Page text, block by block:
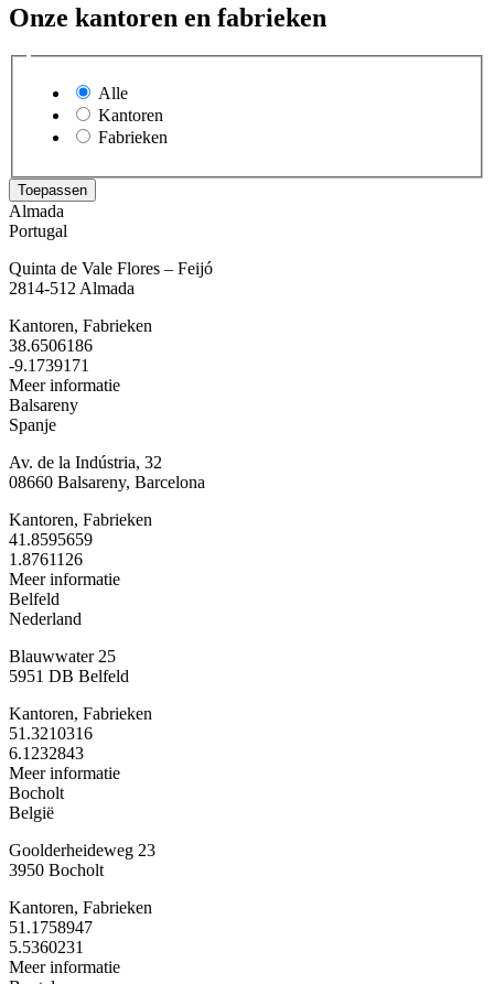
Ik ga ermee akkoord dat GoodLife Foods mijn gegevens
het privacybeleid.
Onze kantoren en fabrieken
Alle
Kantoren
Fabrieken
Almada
Portugal
Quinta de Vale Flores – Feijó
2814-512 Almada
Kantoren, Fabrieken
38.6506186
-9.1739171
Meer informatie
Balsareny
Spanje
Av. de la Indústria, 32
08660 Balsareny, Barcelona
Kantoren, Fabrieken
41.8595659
1.8761126
Meer informatie
Belfeld
Nederland
Blauwwater 25
5951 DB Belfeld
Kantoren, Fabrieken
51.3210316
6.1232843
Meer informatie
Bocholt
België
Goolderheideweg 23
3950 Bocholt
Kantoren, Fabrieken
51.1758947
5.5360231
Meer informatie